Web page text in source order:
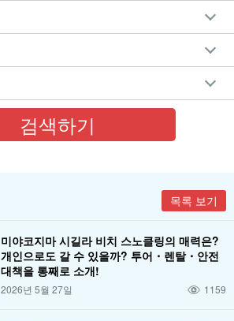
목록 보기
미야코지마 시길라 비치 스노클링의 매력은?
개인으로도 갈 수 있을까? 투어・렌탈・안전
대책을 통째로 소개!
2026년 5월 27일 1159